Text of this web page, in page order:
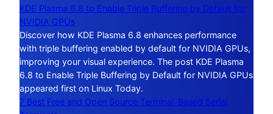
KDE Plasma 6.8 to Enable Triple Buffering by Default for
NVIDIA GPUs
Discover how KDE Plasma 6.8 enhances performance
with triple buffering enabled by default for NVIDIA GPUs,
improving your visual experience. The post KDE Plasma
6.8 to Enable Triple Buffering by Default for NVIDIA GPUs
appeared first on Linux Today.
7 Best Free and Open Source Terminal-Based Serial